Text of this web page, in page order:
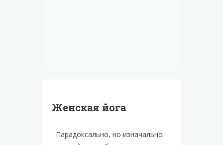
Женская йога
Парадоксально, но изначально